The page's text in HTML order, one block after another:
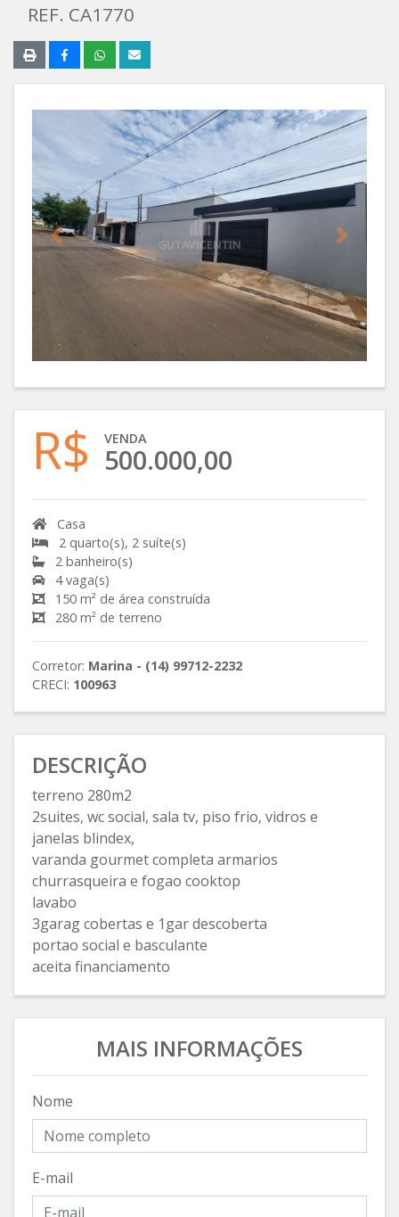
REF. CA1770
Anterior Próximo
R$ VENDA
500.000,00
Casa
2 quarto(s), 2 suíte(s)
2 banheiro(s)
4 vaga(s)
150 m² de área construída
280 m² de terreno
Corretor: Marina - (14) 99712-2232
CRECI: 100963
DESCRIÇÃO
terreno 280m2
2suites, wc social, sala tv, piso frio, vidros e
janelas blindex,
varanda gourmet completa armarios
churrasqueira e fogao cooktop
lavabo
3garag cobertas e 1gar descoberta
portao social e basculante
aceita financiamento
MAIS INFORMAÇÕES
Nome
E-mail